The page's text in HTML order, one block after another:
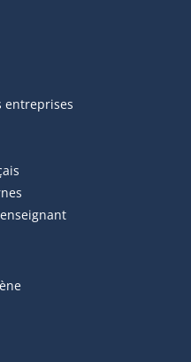
externe s'ouvrira dans une
entreprises
externe s'ouvrira
hyperlien externe s'ouvrira